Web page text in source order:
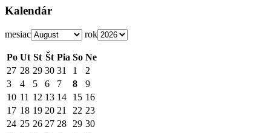
Kalendár
mesiac rok
Po Ut St Št Pia So Ne
27 28 29 30 31 1
2
3
4 5 6 7 8
9
10 11 12 13 14 15 16
17 18 19 20 21 22 23
24 25 26 27 28 29 30